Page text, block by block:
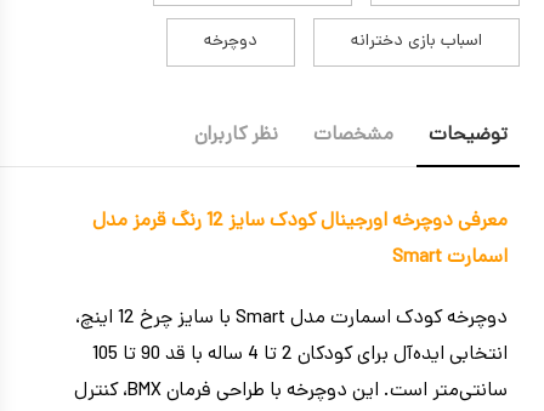
اسباب بازی دخترانه دوچرخه
توضیحات مشخصات نظر کاربران
معرفی دوچرخه اورجینال کودک سایز 12 رنگ قرمز مدل
اسمارت Smart
دوچرخه کودک اسمارت مدل Smart با سایز چرخ 12 اینچ،
انتخابی ایده‌آل برای کودکان 2 تا 4 ساله با قد 90 تا 105
سانتی‌متر است. این دوچرخه با طراحی فرمان BMX، کنترل